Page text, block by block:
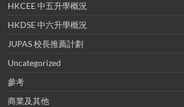
HKCEE 中五升學概況
HKDSE 中六升學概況
JUPAS 校長推薦計劃
Uncategorized
參考
商業及其他